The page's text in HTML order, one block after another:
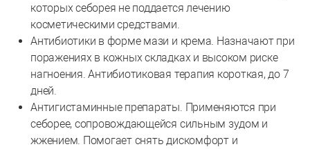
которых себорея не поддается лечению
косметическими средствами.
Антибиотики в форме мази и крема. Назначают при
поражениях в кожных складках и высоком риске
нагноения. Антибиотиковая терапия короткая, до 7
дней.
Антигистаминные препараты. Применяются при
себорее, сопровождающейся сильным зудом и
жжением. Помогает снять дискомфорт и